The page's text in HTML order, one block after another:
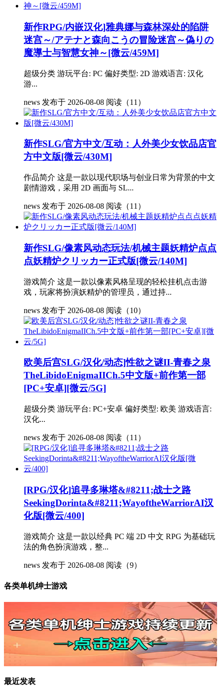
新作RPG/内嵌汉化]雅典娜与森林深处的陷阱
迷宫～/アテナと森向こうの冒险迷宫～偽りの
魔導士与智慧女神～[微云/459M]
超级分类 游玩平台: PC 偏好类型: 2D 游戏语言: 汉化
游...
news 发布于 2026-08-08 阅读（11）
新作SLG/官方中文/互动：人外美少女饮品店官
方中文版[微云/430M]
作品简介 这是一款以现代职场与创业日常为背景的中文
剧情游戏，采用 2D 画面与 SL...
news 发布于 2026-08-08 阅读（11）
新作SLG/像素风动态玩法/机械主题妖精炉点点
点妖精炉クリッカー正式版[微云/140M]
游戏简介 这是一款以像素风格呈现的轻松挂机点击游
戏，玩家将扮演妖精炉的管理员，通过持...
news 发布于 2026-08-08 阅读（10）
欧美后宫SLG/汉化/动态]性欲之谜II-青春之泉
TheLibidoEnigmaIICh.5中文版+前作第一部
[PC+安卓][微云/5G]
超级分类 游玩平台: PC+安卓 偏好类型: 欧美 游戏语言:
汉化...
news 发布于 2026-08-08 阅读（11）
[RPG/汉化]追寻多琳塔&#8211;战士之路
SeekingDorinta&#8211;WayoftheWarriorAI汉
化版[微云/400]
游戏简介 这是一款以经典 PC 端 2D 中文 RPG 为基础玩
法的角色扮演游戏，整...
news 发布于 2026-08-08 阅读（9）
各类单机绅士游戏
最近发表